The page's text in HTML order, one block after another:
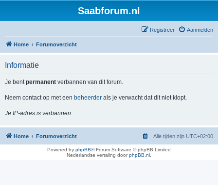
Saabforum.nl
Aanmelden
Registreer
Home Forumoverzicht
Informatie
Je bentpermanent verbannen van dit forum.
Neem contact op met een beheerder als je verwacht dat dit niet klopt.
Je IP-adres is verbannen.
Home Forumoverzicht Alle tijden zijn UTC+02:00
Powered by phpBB® Forum Software © phpBB Limited
Nederlandse vertaling doorphpBB.nl